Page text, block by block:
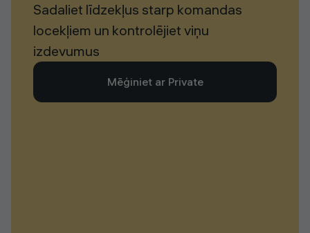
Sadaliet līdzekļus starp komandas
locekļiem un kontrolējiet viņu
izdevumus
Mēģiniet ar Private